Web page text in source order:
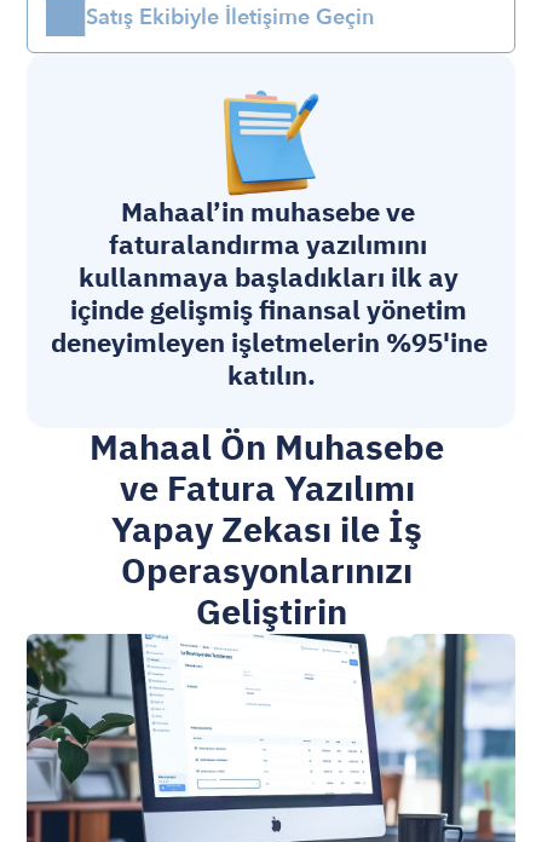
Satış Ekibiyle İletişime Geçin
Mahaal’in muhasebe ve
faturalandırma yazılımını
kullanmaya başladıkları ilk ay
içinde gelişmiş finansal yönetim
deneyimleyen işletmelerin %95'ine
katılın.
Mahaal Ön Muhasebe
ve Fatura Yazılımı
Yapay Zekası ile İş
Operasyonlarınızı
Geliştirin